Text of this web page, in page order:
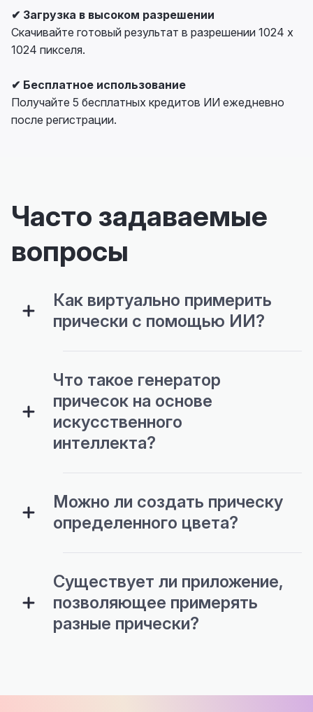
✔ Загрузка в высоком разрешении
Скачивайте готовый результат в разрешении 1024 x
1024 пикселя.
✔ Бесплатное использование
Получайте 5 бесплатных кредитов ИИ ежедневно
после регистрации.
Часто задаваемые
вопросы
Как виртуально примерить
прически с помощью ИИ?
Что такое генератор
причесок на основе
искусственного
интеллекта?
Можно ли создать прическу
определенного цвета?
Существует ли приложение,
позволяющее примерять
разные прически?